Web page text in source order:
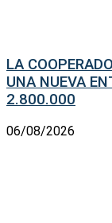
LA
UNA NUEVA
2.800.000
06/08/2026